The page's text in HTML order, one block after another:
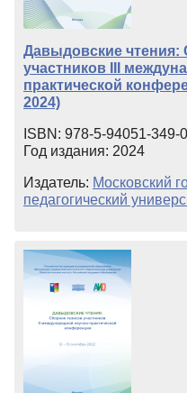
Давыдовские чтения:
участников III
практической
2024)
ISBN: 978-5-94051-349-0
Год издания: 2024
Издатель: Московский
педагогический